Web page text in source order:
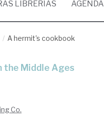
LIBRERÍAS AGENDA
A hermit's cookbook
the Middle Ages
Co.